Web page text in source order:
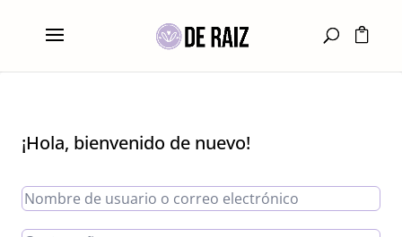
¡Hola, bienvenido de nuevo!